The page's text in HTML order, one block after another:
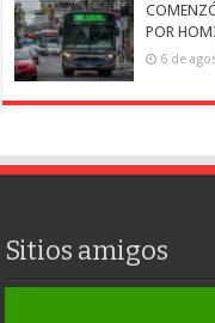
POR
6 de
Sitios amigos